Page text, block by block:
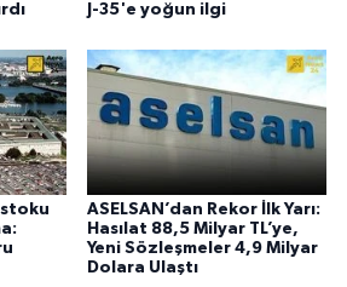
J-35'e yoğun ilgi
ASELSAN’dan Rekor İlk Yarı:
Hasılat 88,5 Milyar TL’ye,
Yeni Sözleşmeler 4,9 Milyar
Dolara Ulaştı